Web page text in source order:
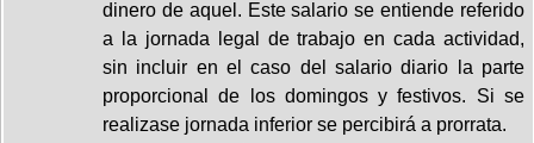
dinero de aquel. Este salario se entiende referido
a la jornada legal de trabajo en cada actividad,
sin incluir en el caso del salario diario la parte
proporcional de los domingos y festivos. Si se
realizase jornada inferior se percibirá a prorrata.